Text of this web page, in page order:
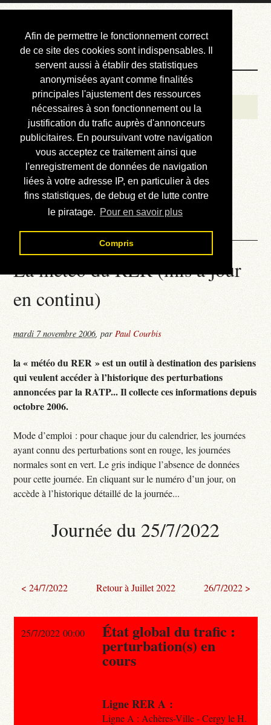
Afin de permettre le fonctionnement correct
de ce site des cookies sont indispensables. Il
servent aussi à établir des statistiques
anonymisées ayant comme finalités
principales l'ajustement des ressources
nécessaires à son fonctionnement ou la
justification du trafic auprès d'annonceurs
publicitaires. En poursuivant votre navigation
vous acceptez ce traitement ainsi que
l'enregistrement de données de navigation
liées à votre adresse IP, en particulier à des
fins statistiques, de debug et de lutte contre
le piratage. Pour en savoir plus
Compris
Courbis, « LE »
Blog Officiel
Bienvenue
Réalisations
Divers (et d’été)
Annonces
Liens externes
Téléchargement
Contact
La météo du RER (mis à jour
en continu)
mardi 7 novembre 2006,parPaul Courbis
la « météo du RER » est un outil à destination des parisiens
qui veulent accéder à l’historique des perturbations
annoncées par la RATP... Il collecte ces informations depuis
octobre 2006.
Mode d’emploi : pour chaque jour du calendrier, les journées
ayant connu des perturbations sont en rouge, les journées
normales sont en vert. Le gris indique l’absence de données
pour cette journée. En cliquant sur le numéro d’un jour, on
accède à l’historique détaillé de la journée...
Journée du 25/7/2022
< 24/7/2022 Retour à Juillet 2022 26/7/2022 >
25/7/2022 00:00 État global du trafic :
perturbation(s) en
cours
Ligne RER A :
Ligne A : Achères-Ville - Cergy le H.